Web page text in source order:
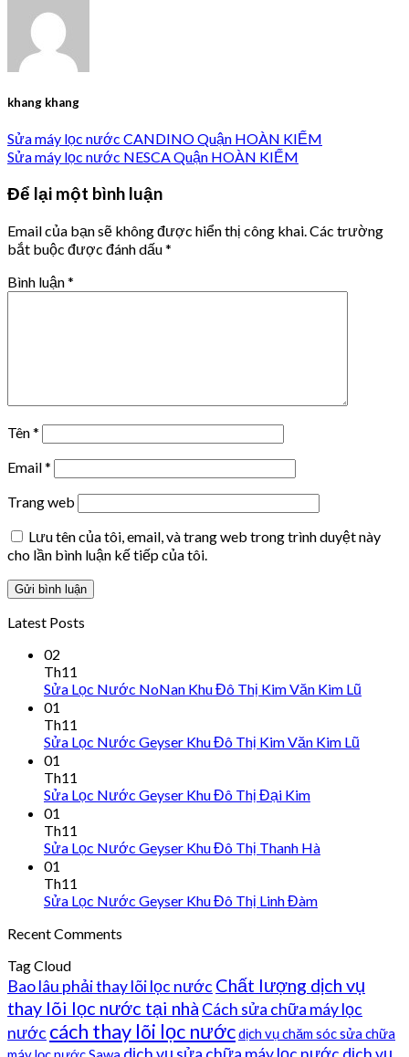
khang khang
Sửa máy lọc nước CANDINO Quận HOÀN KIẾM
Sửa máy lọc nước NESCA Quận HOÀN KIẾM
Để lại một bình luận
Email của bạn sẽ không được hiển thị công khai. Các trường
bắt buộc được đánh dấu*
Bình luận*
Tên*
Email*
Trang web
Lưu tên của tôi, email, và trang web trong trình duyệt này
cho lần bình luận kế tiếp của tôi.
Latest Posts
02
Th11
Sửa Lọc Nước NoNan Khu Đô Thị Kim Văn Kim Lũ
01
Th11
Sửa Lọc Nước Geyser Khu Đô Thị Kim Văn Kim Lũ
01
Th11
Sửa Lọc Nước Geyser Khu Đô Thị Đại Kim
01
Th11
Sửa Lọc Nước Geyser Khu Đô Thị Thanh Hà
01
Th11
Sửa Lọc Nước Geyser Khu Đô Thị Linh Đàm
Recent Comments
Tag Cloud
Bao lâu phải thay lõi lọc nước Chất lượng dịch vụ
thay lõi lọc nước tại nhà Cách sửa chữa máy lọc
nước cách thay lõi lọc nướcdịch vụ chăm sóc sửa chữa